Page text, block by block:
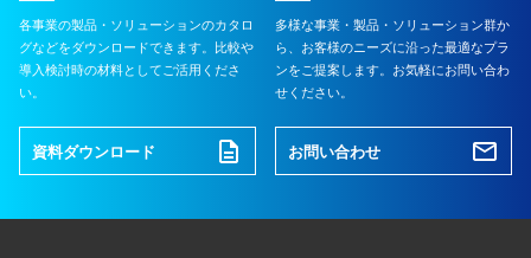
各事業の製品・ソリューションのカタロ
グなどをダウンロードできます。比較や
導入検討時の材料としてご活用くださ
い。
資料ダウンロード
多様な事業・製品・ソリューション群か
ら、お客様のニーズに沿った最適なプラ
ンをご提案します。お気軽にお問い合わ
せください。
お問い合わせ